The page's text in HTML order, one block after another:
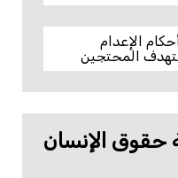
الإعدام
المحتجين
حقوق الإنسان